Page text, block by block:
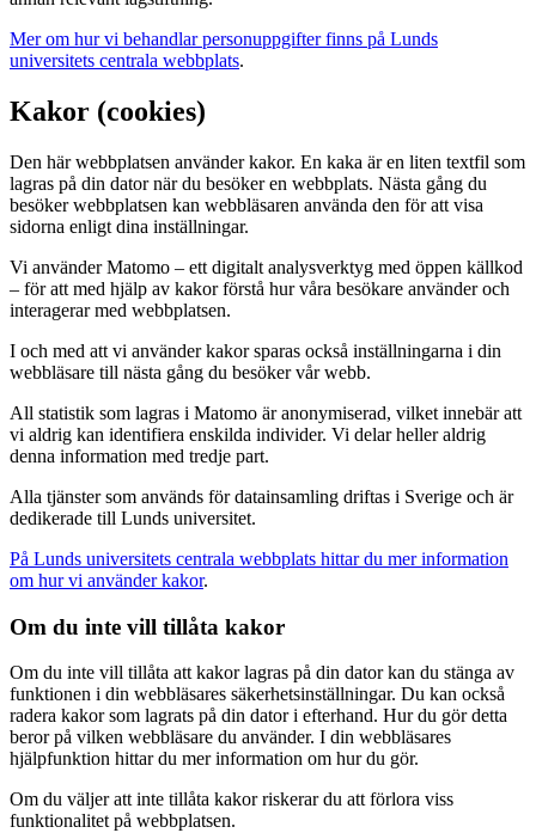
Mer om hur vi behandlar personuppgifter finns på Lunds
universitets centrala webbplats.
Kakor (cookies)
Den här webbplatsen använder kakor. En kaka är en liten textfil som
lagras på din dator när du besöker en webbplats. Nästa gång du
besöker webbplatsen kan webbläsaren använda den för att visa
sidorna enligt dina inställningar.
Vi använder Matomo – ett digitalt analysverktyg med öppen källkod
– för att med hjälp av kakor förstå hur våra besökare använder och
interagerar med webbplatsen.
I och med att vi använder kakor sparas också inställningarna i din
webbläsare till nästa gång du besöker vår webb.
All statistik som lagras i Matomo är anonymiserad, vilket innebär att
vi aldrig kan identifiera enskilda individer. Vi delar heller aldrig
denna information med tredje part.
Alla tjänster som används för datainsamling driftas i Sverige och är
dedikerade till Lunds universitet.
På Lunds universitets centrala webbplats hittar du mer information
om hur vi använder kakor.
Om du inte vill tillåta kakor
Om du inte vill tillåta att kakor lagras på din dator kan du stänga av
funktionen i din webbläsares säkerhetsinställningar. Du kan också
radera kakor som lagrats på din dator i efterhand. Hur du gör detta
beror på vilken webbläsare du använder. I din webbläsares
hjälpfunktion hittar du mer information om hur du gör.
Om du väljer att inte tillåta kakor riskerar du att förlora viss
funktionalitet på webbplatsen.